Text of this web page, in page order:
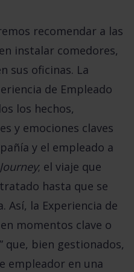
recomendar a las
instalar comedores,
sus oficinas. La
de Empleado
los hechos,
y emociones claves
y el empleado a
; el viaje que
hasta que se
Así, la Experiencia de
momentos clave o
que, bien gestionados,
empleador en una